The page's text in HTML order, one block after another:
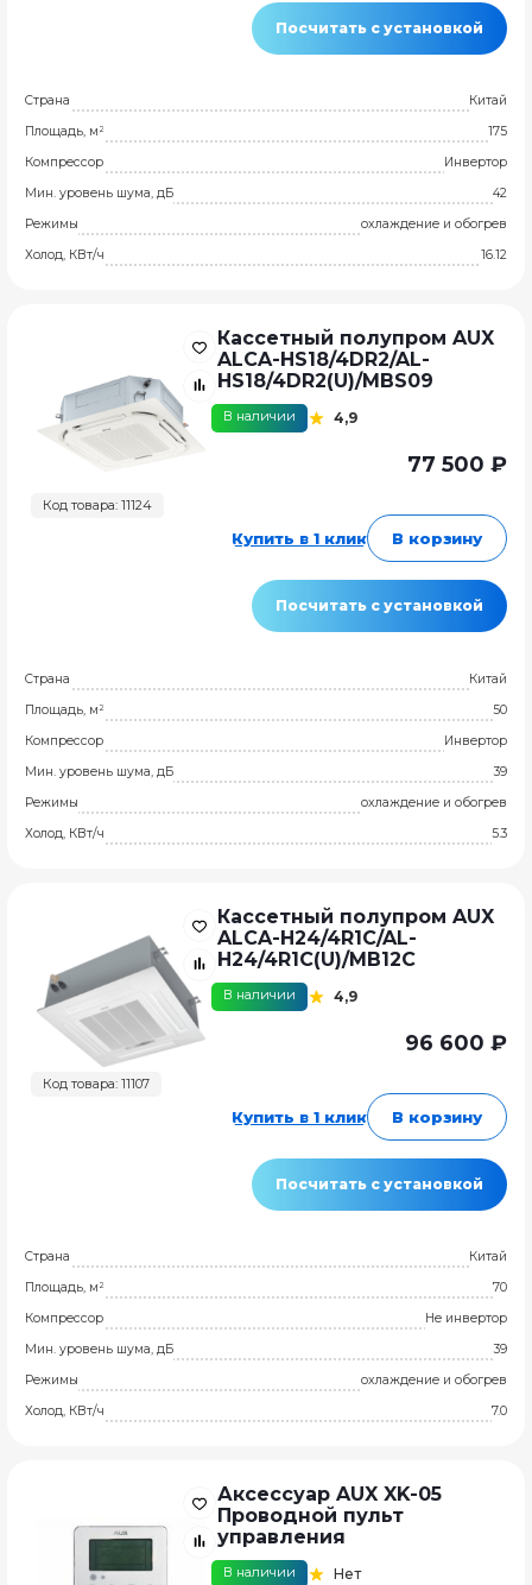
Посчитать с установкой
Страна
Китай
Площадь, м²
175
Компрессор
Инвертор
Мин. уровень шума, дБ
42
Режимы
охлаждение и обогрев
Холод, КВт/ч
16.12
Код товара: 11124
Кассетный полупром AUX
ALCA-HS18/4DR2/AL-
HS18/4DR2(U)/MBS09
В наличии 4,9
77 500 ₽
Купить в 1 клик В корзину
Посчитать с установкой
Страна
Китай
Площадь, м²
50
Компрессор
Инвертор
Мин. уровень шума, дБ
39
Режимы
охлаждение и обогрев
Холод, КВт/ч
5.3
Код товара: 11107
Кассетный полупром AUX
ALCA-H24/4R1C/AL-
H24/4R1C(U)/MB12C
В наличии 4,9
96 600 ₽
Купить в 1 клик В корзину
Посчитать с установкой
Страна
Китай
Площадь, м²
70
Компрессор
Не инвертор
Мин. уровень шума, дБ
39
Режимы
охлаждение и обогрев
Холод, КВт/ч
7.0
Аксессуар AUX XK-05
Проводной пульт
управления
В наличии Нет